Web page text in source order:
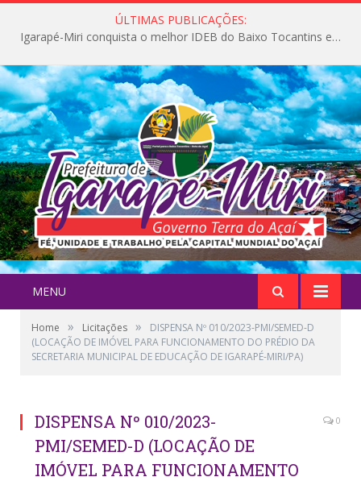
ÚLTIMAS PUBLICAÇÕES:
Igarapé-Miri conquista o melhor IDEB do Baixo Tocantins e avança na qualidade da educação pública
MENU
Home » Licitações »
DISPENSA Nº 010/2023-PMI/SEMED-D
(LOCAÇÃO DE IMÓVEL PARA FUNCIONAMENTO DO PRÉDIO DA
SECRETARIA MUNICIPAL DE EDUCAÇÃO DE IGARAPÉ-MIRI/PA)
DISPENSA Nº 010/2023-
PMI/SEMED-D (LOCAÇÃO DE
IMÓVEL PARA FUNCIONAMENTO
0